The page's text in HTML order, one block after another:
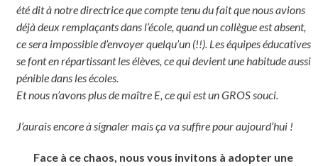
été dit à notre directrice que compte tenu du fait que nous avions
déjà deux remplaçants dans l’école, quand un collègue est absent,
ce sera impossible d’envoyer quelqu’un (!!). Les équipes éducatives
se font en répartissant les élèves, ce qui devient une habitude aussi
pénible dans les écoles.
Et nous n’avons plus de maître E, ce qui est un GROS souci.
J’aurais encore à signaler mais ça va suffire pour aujourd’hui !
Face à ce chaos, nous vous invitons à adopter une